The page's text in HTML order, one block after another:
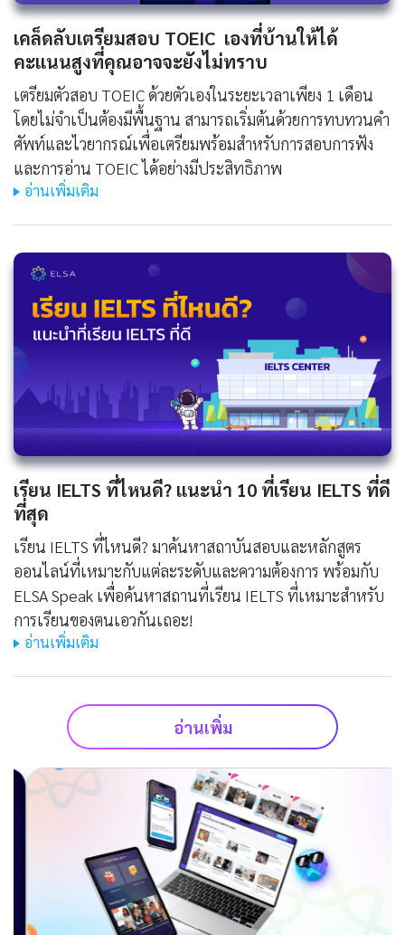
เคล็ดลับเตรียมสอบ TOEIC เองที่บ้านให้ได้
คะแนนสูงที่คุณอาจจะยังไม่ทราบ
เตรียมตัวสอบ TOEIC ด้วยตัวเองในระยะเวลาเพียง 1 เดือน
โดยไม่จำเป็นต้องมีพื้นฐาน สามารถเริ่มต้นด้วยการทบทวนคำ
ศัพท์และไวยากรณ์เพื่อเตรียมพร้อมสำหรับการสอบการฟัง
และการอ่าน TOEIC ได้อย่างมีประสิทธิภาพ
อ่านเพิ่มเติม
เรียน IELTS ที่ไหนดี? แนะนำ 10 ที่เรียน IELTS ที่ดี
ที่สุด
เรียน IELTS ที่ไหนดี? มาค้นหาสถาบันสอบและหลักสูตร
ออนไลน์ที่เหมาะกับแต่ละระดับและความต้องการ พร้อมกับ
ELSA Speak เพื่อค้นหาสถานที่เรียน IELTS ที่เหมาะสำหรับ
การเรียนของตนเอวกันเถอะ!
อ่านเพิ่มเติม
อ่านเพิ่ม